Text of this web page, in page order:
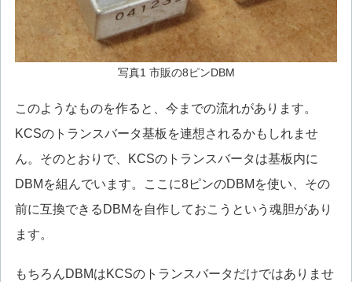
写真1 市販の8ピンDBM
このようなものを作ると、今までの流れがあります。
KCSのトランスバータ基板を連想されるかもしれませ
ん。そのとおりで、KCSのトランスバータは基板内に
DBMを組んでいます。ここに8ピンのDBMを使い、その
前に互換できるDBMを自作しておこうという魂胆があり
ます。
もちろんDBMはKCSのトランスバータだけではありませ